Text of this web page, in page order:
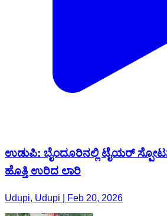
ಉಡುಪಿ: ಬೈಂದೂರಿನಲ್ಲಿ ಟೈಯರ್
ಹೊತ್ತಿ ಉರಿದ ಲಾರಿ
Udupi, Udupi | Feb 20, 2026